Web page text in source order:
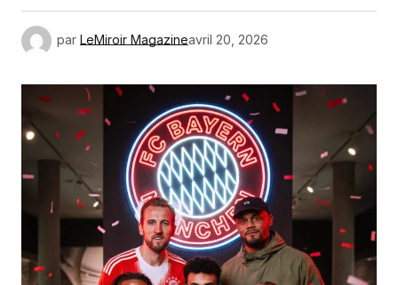
par LeMiroir Magazineavril 20, 2026